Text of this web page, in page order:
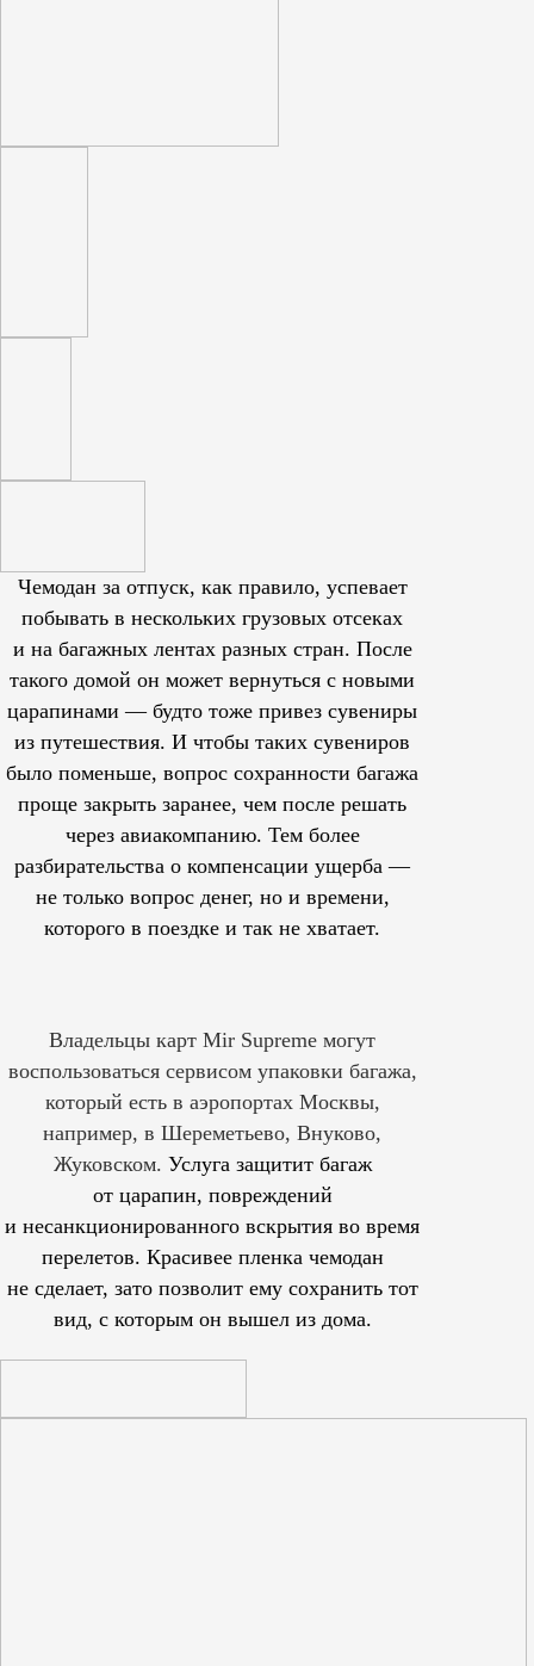
Чемодан за отпуск, как правило, успевает
побывать в нескольких грузовых отсеках
и на багажных лентах разных стран. После
такого домой он может вернуться с новыми
царапинами — будто тоже привез сувениры
из путешествия. И чтобы таких сувениров
было поменьше, вопрос сохранности багажа
проще закрыть заранее, чем после решать
через авиакомпанию. Тем более
разбирательства о компенсации ущерба —
не только вопрос денег, но и времени,
которого в поездке и так не хватает.
Владельцы карт Mir Supreme могут
воспользоваться сервисом упаковки багажа,
который есть в аэропортах Москвы,
например, в Шереметьево, Внуково,
Жуковском. Услуга защитит багаж
от царапин, повреждений
и несанкционированного вскрытия во время
перелетов. Красивее пленка чемодан
не сделает, зато позволит ему сохранить тот
вид, с которым он вышел из дома.